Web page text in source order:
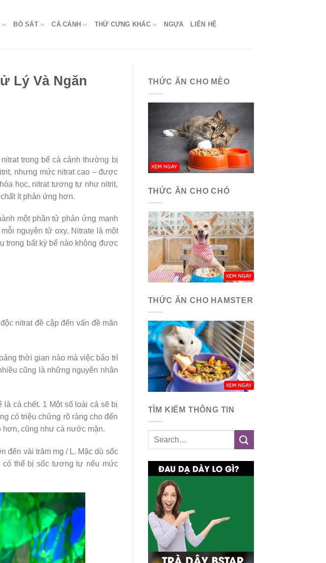
BÒ SÁT CÁ CẢNH THỨ CƯNG KHÁC NGỰA LIÊN HỆ
Lý Và Ngăn
trong bể cá cảnh thường bị
nhưng mức nitrat cao – được
học, nitrat tương tự như nitrit,
ít phản ứng hơn.
một phân tử phản ứng mạnh
nguyên tử oxy. Nitrate là một
trong bất kỳ bể nào không được
nitrat đề cập đến vấn đề mãn
thời gian nào mà việc bảo trì
cũng là những nguyên nhân
cá chết. 1 Một số loài cá sẽ bị
có triệu chứng rõ ràng cho đến
hơn, cũng như cá nước mặn.
đến vài trăm mg / L. Mặc dù sốc
có thể bị sốc tương tự nếu mức
THỨC ĂN CHO MÈO
THỨC ĂN CHO CHÓ
THỨC ĂN CHO HAMSTER
TÌM KIẾM THÔNG TIN